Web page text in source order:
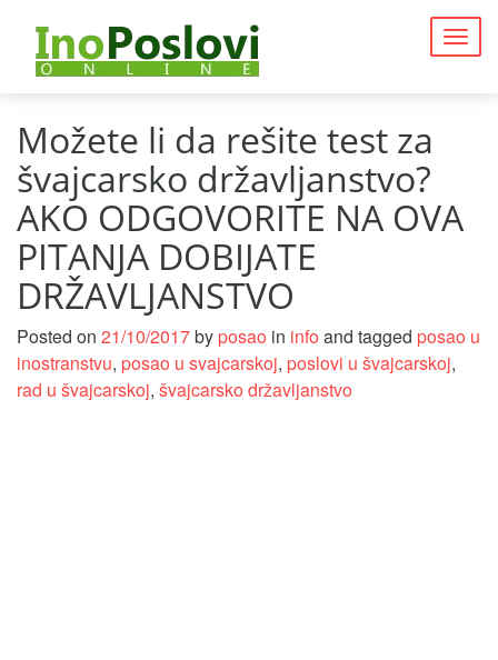
Možete li da rešite test za
švajcarsko državljanstvo?
AKO ODGOVORITE NA OVA
PITANJA DOBIJATE
DRŽAVLJANSTVO
Posted on 21/10/2017by posao in info and tagged posao u
inostranstvu, posao u svajcarskoj, poslovi u švajcarskoj,
rad u švajcarskoj, švajcarsko državljanstvo